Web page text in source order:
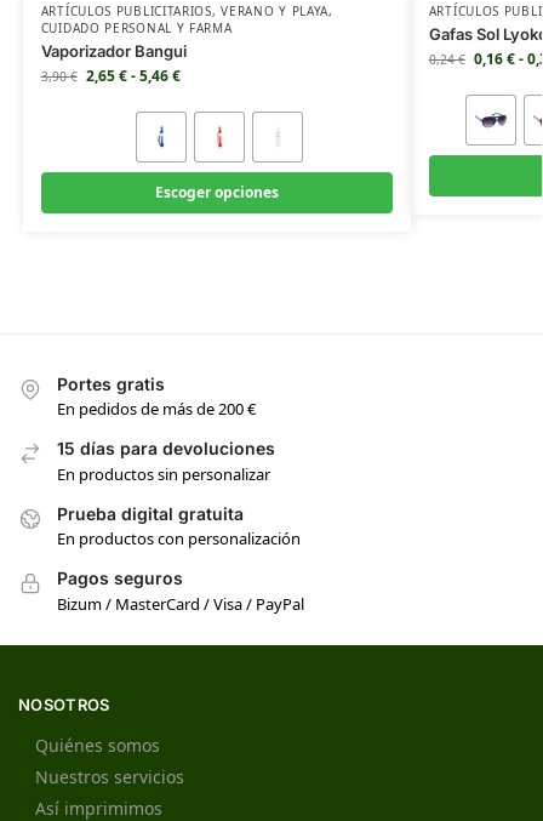
ARTÍCULOS PUBLICITARIOS,VERANO Y PLAYA,
CUIDADO PERSONAL Y FARMA
Vaporizador Bangui
3,90€ 2,65€-5,46€
Escoger opciones
ARTÍCULOS
Gafas Sol
0,24€ 0,16€-
Portes gratis
En pedidos de más de 200 €
15 días para devoluciones
En productos sin personalizar
Prueba digital gratuita
En productos con personalización
Pagos seguros
Bizum / MasterCard / Visa / PayPal
NOSOTROS
Quiénes somos
Nuestros servicios
Así imprimimos